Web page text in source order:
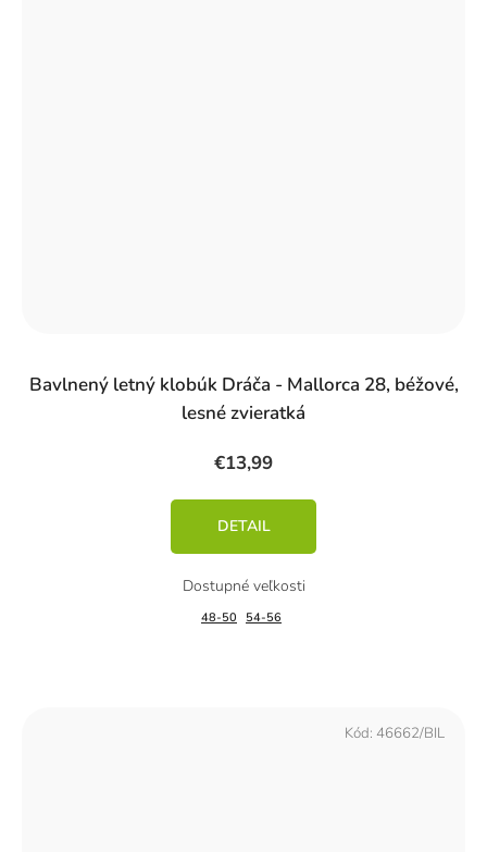
Bavlnený letný klobúk Dráča - Mallorca 28, béžové,
lesné zvieratká
€13,99
DETAIL
48-50 54-56
Kód: 46662/BIL